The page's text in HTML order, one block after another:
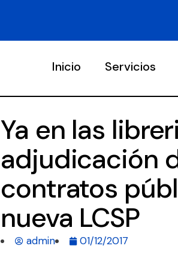
Inicio Servicios
Ya en las
adjudicación
contratos
nueva LCSP
admin 01/12/2017